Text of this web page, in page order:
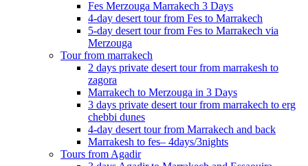
Fes Merzouga Marrakech 3 Days
4-day desert tour from Fes to Marrakech
5-day desert tour from Fes to Marrakech via
Merzouga
Tour from marrakech
2 days private desert tour from marrakesh to
zagora
Marrakech to Merzouga in 3 Days
3 days private desert tour from marrakech to erg
chebbi dunes
4-day desert tour from Marrakech and back
Marrakesh to fes– 4days/3nights
Tours from Agadir